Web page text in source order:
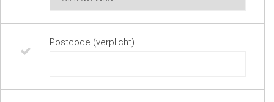
Postcode (verplicht)